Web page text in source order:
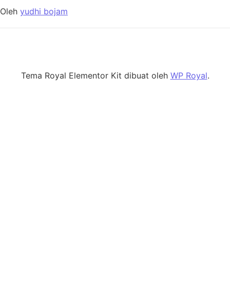
Oleh yudhi bojam
Tema Royal Elementor Kit dibuat oleh WP Royal.